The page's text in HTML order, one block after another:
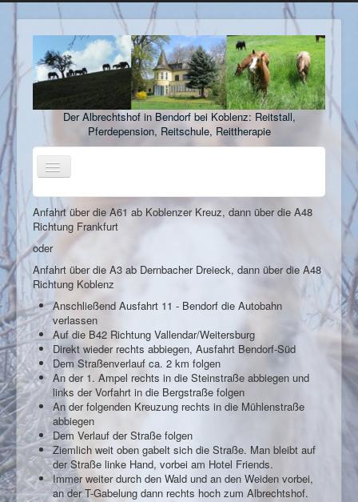
Der Albrechtshof in Bendorf bei Koblenz: Reitstall,
Pferdepension, Reitschule, Reittherapie
Toggle
Navigation
Startseite
Reitanlage
Stellenangebote
Ausbildungsbetrieb
Reitclub
Kontakt
Anfahrt über die A61 ab Koblenzer Kreuz, dann über die A48
Richtung Frankfurt
oder
Anfahrt über die A3 ab Dernbacher Dreieck, dann über die A48
Richtung Koblenz
Anschließend Ausfahrt 11 - Bendorf die Autobahn
verlassen
Auf die B42 Richtung Vallendar/Weitersburg
Direkt wieder rechts abbiegen, Ausfahrt Bendorf-Süd
Dem Straßenverlauf ca. 2 km folgen
An der 1. Ampel rechts in die Steinstraße abbiegen und
links der Vorfahrt in die Bergstraße folgen
An der folgenden Kreuzung rechts in die Mühlenstraße
abbiegen
Dem Verlauf der Straße folgen
Ziemlich weit oben gabelt sich die Straße. Man bleibt auf
der Straße linke Hand, vorbei am Hotel Friends.
Immer weiter durch den Wald und an den Weiden vorbei,
an der T-Gabelung dann rechts hoch zum Albrechtshof.